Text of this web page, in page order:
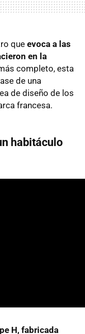
que evoca a las
en la
completo, esta
de una
de diseño de los
francesa.
habitáculo
H, fabricada